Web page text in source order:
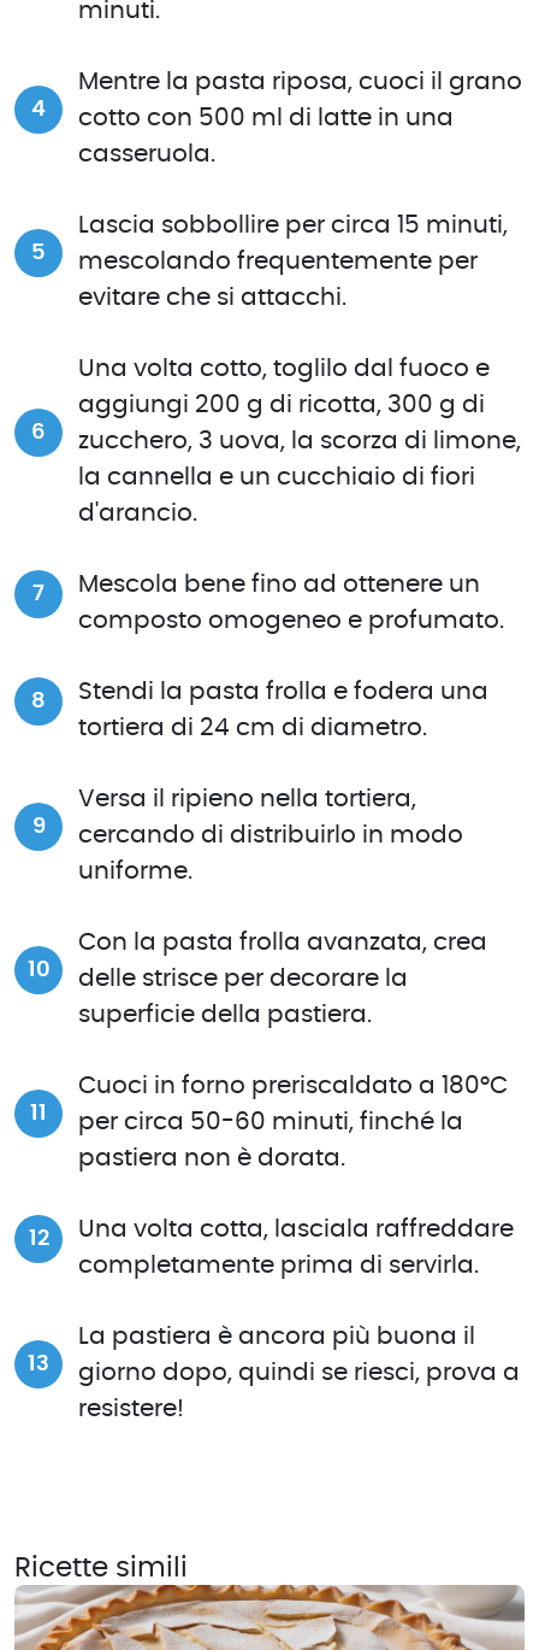
minuti.
Mentre la pasta riposa, cuoci il grano
cotto con 500 ml di latte in una
casseruola.
Lascia sobbollire per circa 15 minuti,
mescolando frequentemente per
evitare che si attacchi.
Una volta cotto, toglilo dal fuoco e
aggiungi 200 g di ricotta, 300 g di
zucchero, 3 uova, la scorza di limone,
la cannella e un cucchiaio di fiori
d'arancio.
Mescola bene fino ad ottenere un
composto omogeneo e profumato.
Stendi la pasta frolla e fodera una
tortiera di 24 cm di diametro.
Versa il ripieno nella tortiera,
cercando di distribuirlo in modo
uniforme.
Con la pasta frolla avanzata, crea
delle strisce per decorare la
superficie della pastiera.
Cuoci in forno preriscaldato a 180°C
per circa 50-60 minuti, finché la
pastiera non è dorata.
Una volta cotta, lasciala raffreddare
completamente prima di servirla.
La pastiera è ancora più buona il
giorno dopo, quindi se riesci, prova a
resistere!
Ricette simili